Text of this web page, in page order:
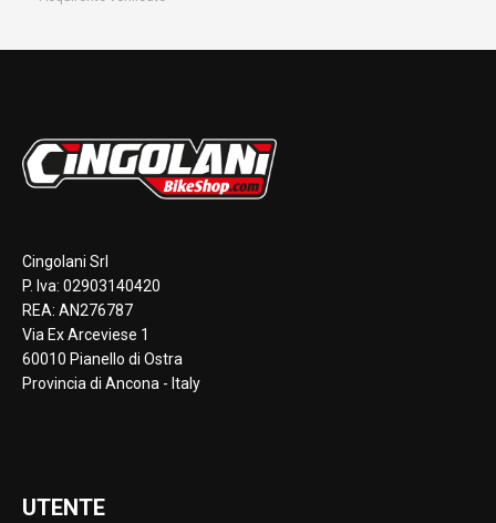
Cingolani Srl
P. Iva: 02903140420
REA: AN276787
Via Ex Arceviese 1
60010 Pianello di Ostra
Provincia di Ancona - Italy
UTENTE